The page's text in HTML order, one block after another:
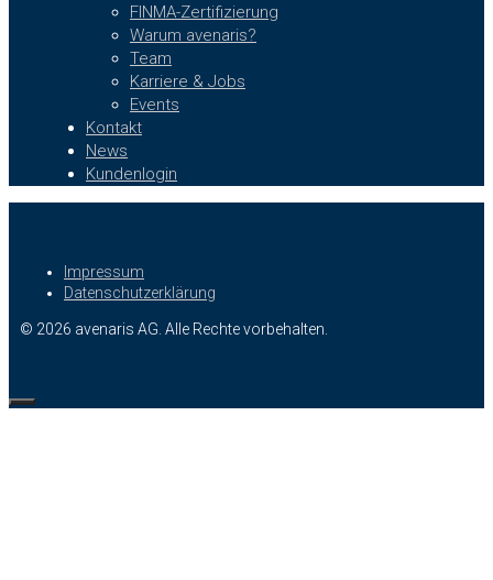
FINMA-Zertifizierung
Warum avenaris?
Team
Karriere & Jobs
Events
Kontakt
News
Kundenlogin
Impressum
Datenschutzerklärung
© 2026 avenaris AG. Alle Rechte vorbehalten.
Close